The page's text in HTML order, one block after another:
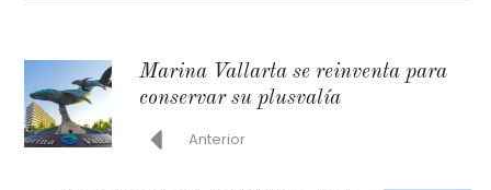
Marina Vallarta se reinventa para
conservar su plusvalía
Anterior